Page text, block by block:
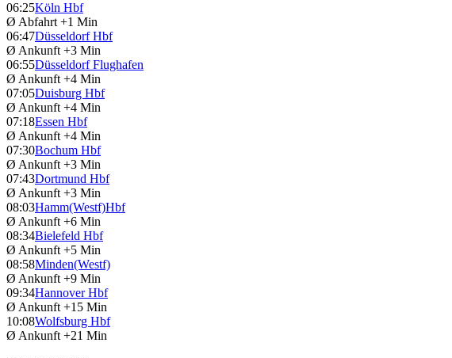
06:25Köln Hbf
Ø Abfahrt +1 Min
06:47Düsseldorf Hbf
Ø Ankunft +3 Min
06:55Düsseldorf Flughafen
Ø Ankunft +4 Min
07:05Duisburg Hbf
Ø Ankunft +4 Min
07:18Essen Hbf
Ø Ankunft +4 Min
07:30Bochum Hbf
Ø Ankunft +3 Min
07:43Dortmund Hbf
Ø Ankunft +3 Min
08:03Hamm(Westf)Hbf
Ø Ankunft +6 Min
08:34Bielefeld Hbf
Ø Ankunft +5 Min
08:58Minden(Westf)
Ø Ankunft +9 Min
09:34Hannover Hbf
Ø Ankunft +15 Min
10:08Wolfsburg Hbf
Ø Ankunft +21 Min